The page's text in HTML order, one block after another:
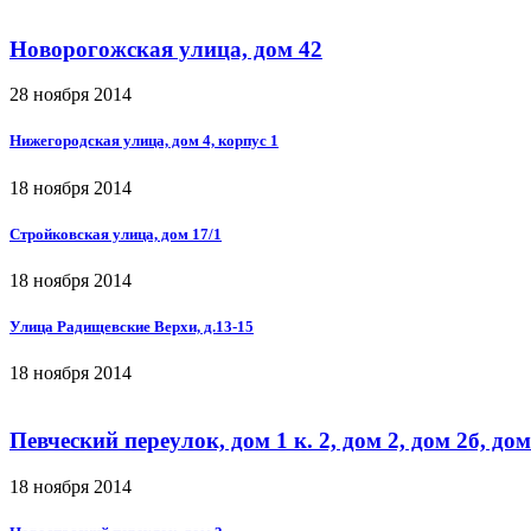
Новорогожская улица, дом 42
28 ноября 2014
Нижегородская улица, дом 4, корпус 1
18 ноября 2014
Стройковская улица, дом 17/1
18 ноября 2014
Улица Радищевские Верхи, д.13-15
18 ноября 2014
Певческий переулок, дом 1 к. 2, дом 2, дом 2б,
18 ноября 2014